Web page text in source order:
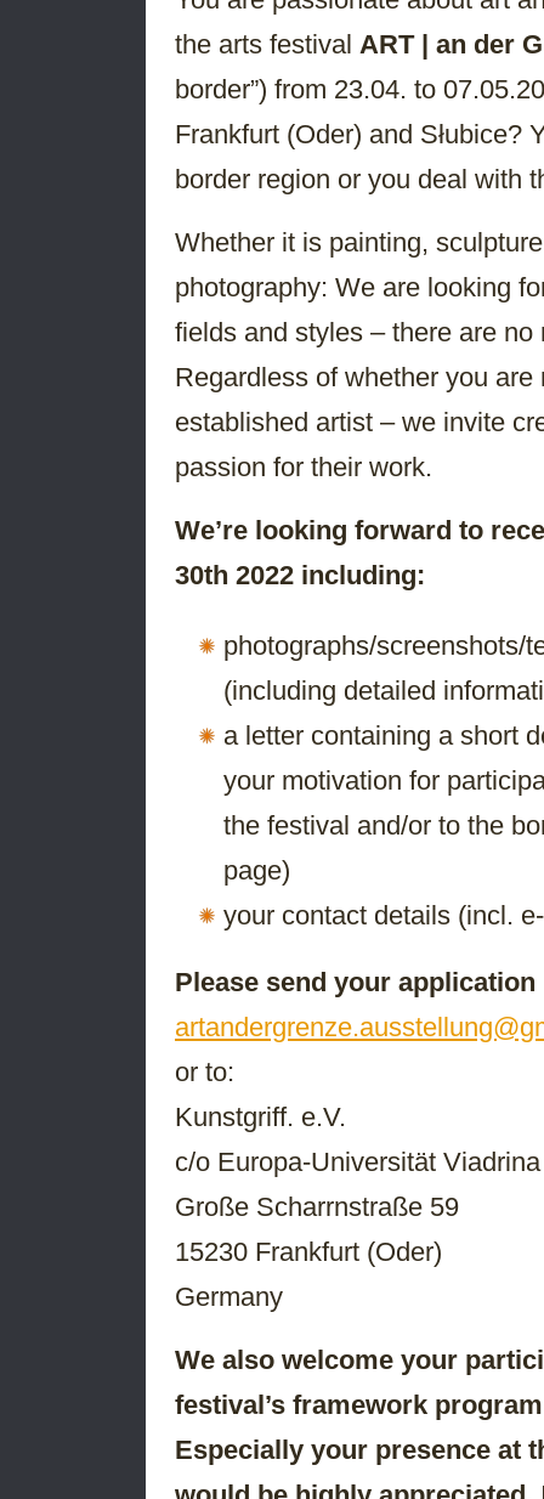
the arts festival ART | an der
border”) from 23.04. to
Frankfurt (Oder) and Słubice?
border region or you deal with
Whether it is painting,
photography: We are looking
fields and styles – there are
Regardless of whether you
established artist – we invite
passion for their work.
We’re looking forward to
30th 2022 including:
photographs/screenshots/
(including detailed
a letter containing a short
your motivation for
the festival and/or to the
page)
your contact details (incl.
Please send your
or to:
Kunstgriff. e.V.
c/o Europa-Universität Viadrina
Große Scharrnstraße 59
15230 Frankfurt (Oder)
Germany
We also welcome your
festival’s framework
Especially your presence at